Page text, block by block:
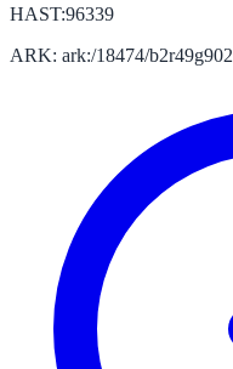
HAST:96339
ARK: ark:/18474/b2r49g902